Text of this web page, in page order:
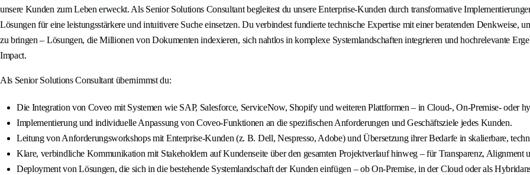
unsere Kunden zum Leben erweckt. Als Senior Solutions Consultant begleitest du unsere Enterprise-Kunden durch transformative
Lösungen für eine leistungsstärkere und intuitivere Suche einsetzen. Du verbindest fundierte technische Expertise mit einer beratenden
zu bringen – Lösungen, die Millionen von Dokumenten indexieren, sich nahtlos in komplexe Systemlandschaften integrieren und hochrelevante
Impact.
Als Senior Solutions Consultant übernimmst du:
Die Integration von Coveo mit Systemen wie SAP, Salesforce, ServiceNow, Shopify und weiteren Plattformen – in Cloud-, On-Premise- oder
Implementierung und individuelle Anpassung von Coveo-Funktionen an die spezifischen Anforderungen und Geschäftsziele jedes Kunden.
Leitung von Anforderungsworkshops mit Enterprise-Kunden (z. B. Dell, Nespresso, Adobe) und Übersetzung ihrer Bedarfe in skalierbare,
Klare, verbindliche Kommunikation mit Stakeholdern auf Kundenseite über den gesamten Projektverlauf hinweg – für Transparenz, Alignment
Deployment von Lösungen, die sich in die bestehende Systemlandschaft der Kunden einfügen – ob On-Premise, in der Cloud oder als